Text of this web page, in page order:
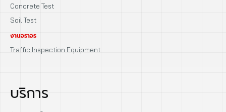
Concrete Test
Soil Test
งานจราจร
Traffic Inspection Equipment
บริการ